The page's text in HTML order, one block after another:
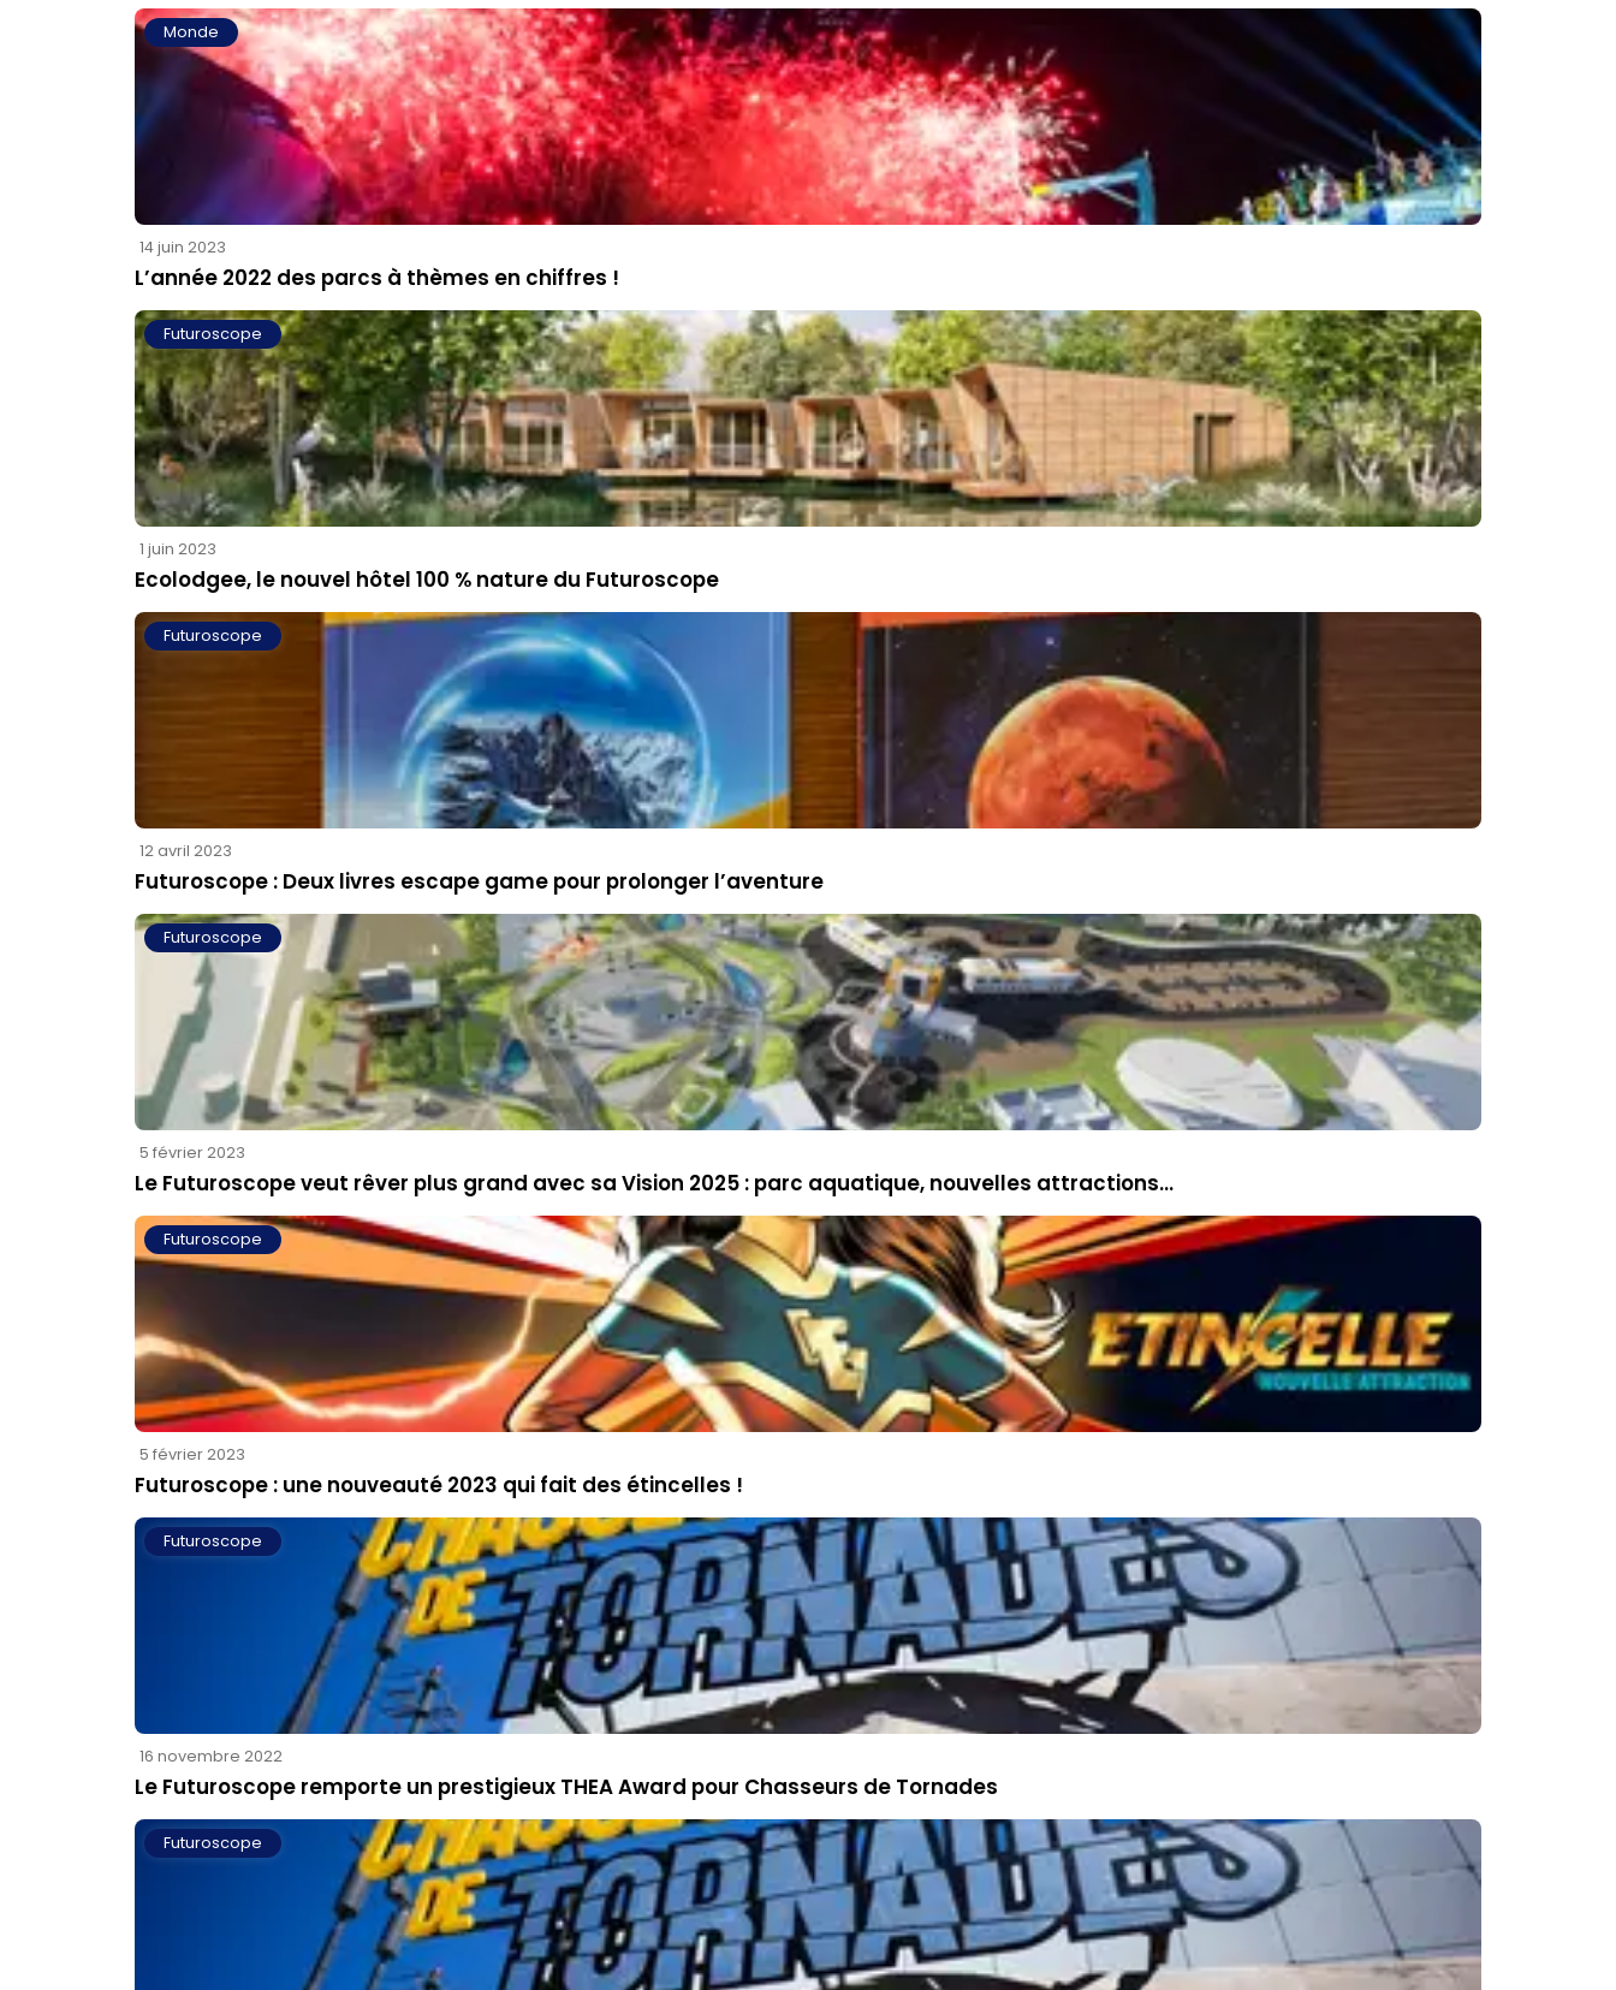
Monde
14 juin 2023
L’année 2022 des parcs à thèmes en chiffres !
Futuroscope
1 juin 2023
Ecolodgee, le nouvel hôtel 100 % nature du Futuroscope
Futuroscope
12 avril 2023
Futuroscope : Deux livres escape game pour prolonger l’aventure
Futuroscope
5 février 2023
Le Futuroscope veut rêver plus grand avec sa Vision 2025 : parc aquatique, nouvelles attractions…
Futuroscope
5 février 2023
Futuroscope : une nouveauté 2023 qui fait des étincelles !
Futuroscope
16 novembre 2022
Le Futuroscope remporte un prestigieux THEA Award pour Chasseurs de Tornades
Futuroscope